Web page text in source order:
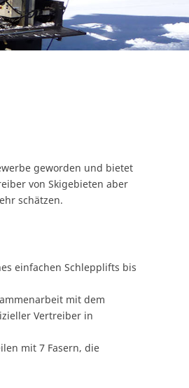
geworden und bietet
von Skigebieten aber
schätzen.
einfachen Schlepplifts bis
mit dem
Vertreiber in
mit 7 Fasern, die